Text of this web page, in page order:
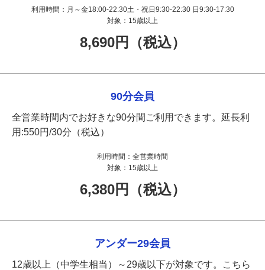
利用時間： 月～金18:00-22:30土・祝日9:30-22:30 日9:30-17:30
対象： 15歳以上
8,690円（税込）
90分会員
全営業時間内でお好きな90分間ご利用できます。延長利
用:550円/30分（税込）
利用時間： 全営業時間
対象： 15歳以上
6,380円（税込）
アンダー29会員
12歳以上（中学生相当）～29歳以下が対象です。こちら